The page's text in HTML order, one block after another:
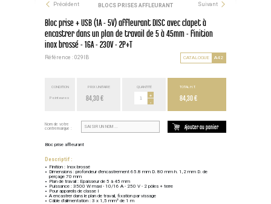
Précédent BLOCS PRISES AFFLEURANT Suivant
Bloc prise + USB (1A - 5V) affleurant DISC avec clapet à
encastrer dans un plan de travail de 5 à 45mm - finition
inox brossé - 16A - 230V - 2P+T
Référence : 029IB CATALOGUE A42
CONDITION
Point euros
PRIX UNITAIRE
84,30 €
QUANTITÉ
+
-
TOTAL H.T.
84,30 €
Nom de votre
contremarque :
Ajouter au panier
Bloc prise affleurant
Descriptif :
Finition : Inox brossé
Dimensions : profondeur d'encastrement 65.8 mm D. 80 mm h. 1,2 mm D. de
perçage 70 mm
Plan de travail : Epaisseur de 5 à 45 mm
Puissance : 3500 W maxi - 10/16 A - 250 V - 2 pôles + terre
Pour appareils de classe I
A encastrer dans le plan de travail, fixation par vissage
Câble d'alimentation : 3 x 1,5 mm² de 1 m